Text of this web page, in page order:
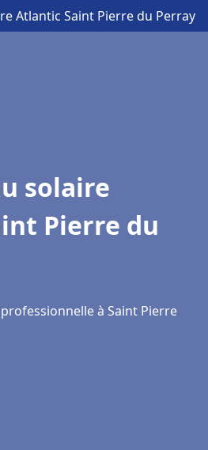
Atlantic Saint Pierre du Perray
solaire
Pierre du
à Saint Pierre